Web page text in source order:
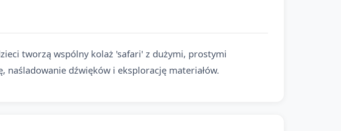
tworzą wspólny kolaż 'safari' z dużymi, prostymi
naśladowanie dźwięków i eksplorację materiałów.